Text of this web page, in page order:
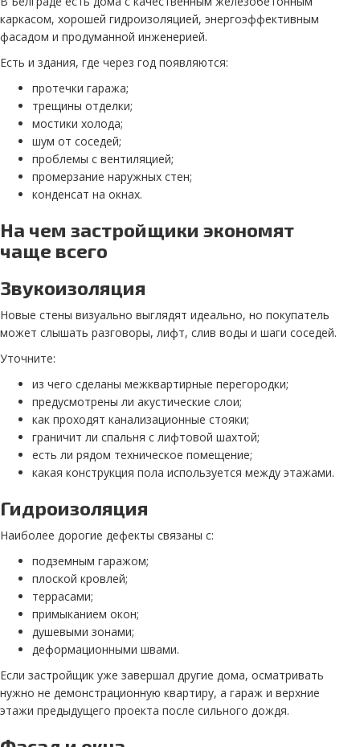
каркасом, хорошей гидроизоляцией, энергоэффективным
фасадом и продуманной инженерией.
Есть и здания, где через год появляются:
протечки гаража;
трещины отделки;
мостики холода;
шум от соседей;
проблемы с вентиляцией;
промерзание наружных стен;
конденсат на окнах.
На чем застройщики экономят
чаще всего
Звукоизоляция
Новые стены визуально выглядят идеально, но покупатель
может слышать разговоры, лифт, слив воды и шаги соседей.
Уточните:
из чего сделаны межквартирные перегородки;
предусмотрены ли акустические слои;
как проходят канализационные стояки;
граничит ли спальня с лифтовой шахтой;
есть ли рядом техническое помещение;
какая конструкция пола используется между этажами.
Гидроизоляция
Наиболее дорогие дефекты связаны с:
подземным гаражом;
плоской кровлей;
террасами;
примыканием окон;
душевыми зонами;
деформационными швами.
Если застройщик уже завершал другие дома, осматривать
нужно не демонстрационную квартиру, а гараж и верхние
этажи предыдущего проекта после сильного дождя.